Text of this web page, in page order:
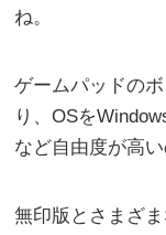
ね。
ゲームパッドの
り、OSを
など自由度が高
無印版とさまざ